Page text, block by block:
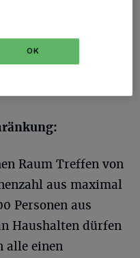
Weg zu bleiben.
Kreis geltenden
1 sehen
Raum Treffen von
aus maximal
Personen aus
Haushalten dürfen
alle einen
OK